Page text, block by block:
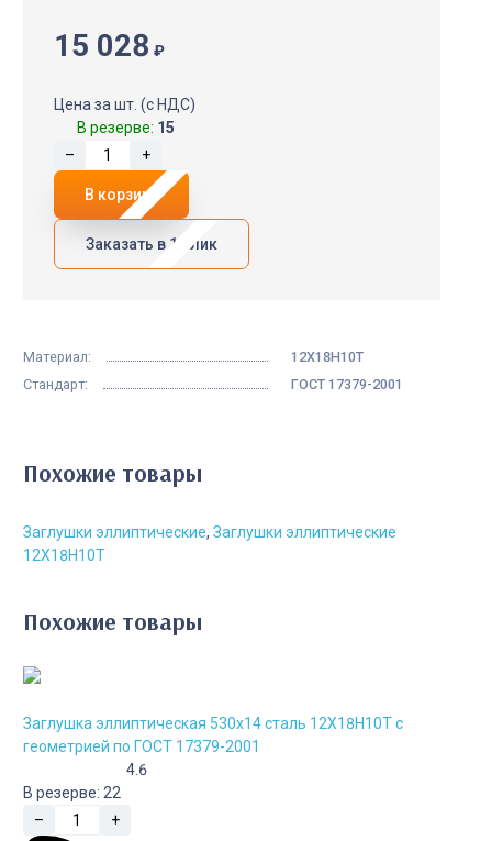
Материал:
12Х18Н10Т
Стандарт:
ГОСТ 17379-2001
15 028 ₽
Цена за шт. (с НДС)
В резерве: 15
–
+
В корзину
Заказать в 1 клик
Похожие товары
Заглушки эллиптические, Заглушки эллиптические
12Х18Н10Т
Похожие товары
Заглушка эллиптическая 530х14 сталь 12Х18Н10Т с
геометрией по ГОСТ 17379-2001
4.6
В резерве: 22
–
+